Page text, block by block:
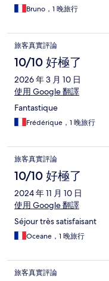
Bruno，1 晚旅行
旅客真實評論
10/10 好極了
2026 年 3 月 10 日
使用 Google 翻譯
Fantastique
Frédérique，1 晚旅行
旅客真實評論
10/10 好極了
2024 年 11 月 10 日
使用 Google 翻譯
Séjour très satisfaisant
Oceane，1 晚旅行
旅客真實評論